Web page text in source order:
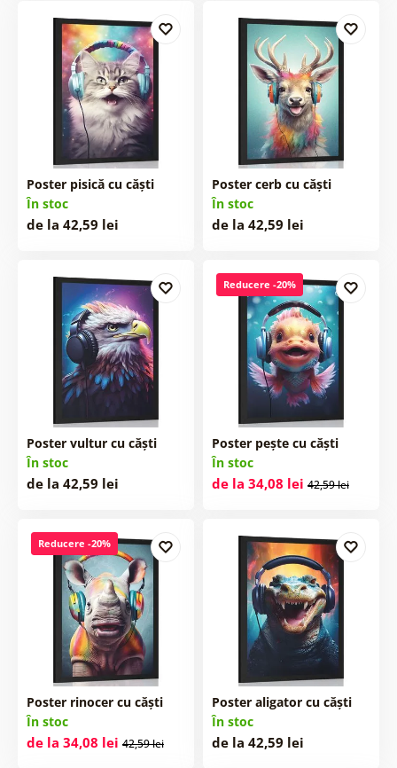
Poster pisică cu căști
În stoc
de la 42,59 lei
Poster cerb cu căști
În stoc
de la 42,59 lei
Poster vultur cu căști
În stoc
de la 42,59 lei
Reducere -20%
Poster pește cu căști
În stoc
de la 34,08 lei 42,59 lei
Reducere -20%
Poster rinocer cu căști
În stoc
de la 34,08 lei 42,59 lei
Poster aligator cu căști
În stoc
de la 42,59 lei